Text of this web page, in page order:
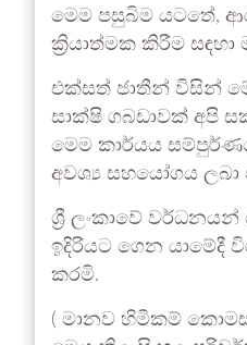
මෙම පසුබිම යටතේ,
ක්‍රියාත්මක කිරීම
එක්සත් ජාතීන් විසින්
සාක්ෂි ගබඩාවක් අපි
මෙම කාර්යය
අවශ්‍ය සහයෝගය ලබා
ශ්‍රී ලංකාවේ
ඉදිරියට ගෙන යාමේදී
කරමි.
( මානව හිමිකම්